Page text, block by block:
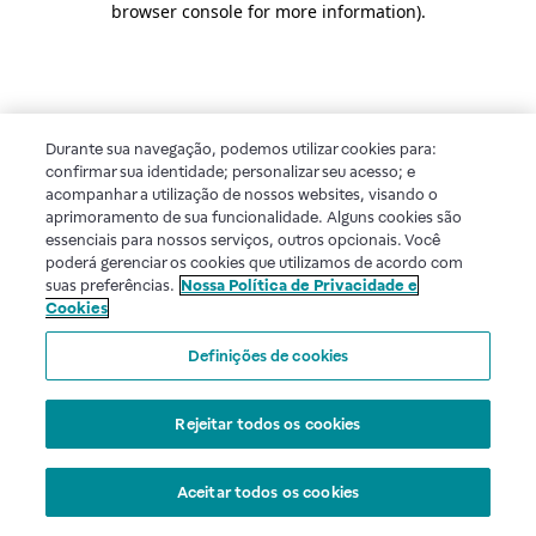
browser console for more information).
Durante sua navegação, podemos utilizar cookies para:
confirmar sua identidade; personalizar seu acesso; e
acompanhar a utilização de nossos websites, visando o
aprimoramento de sua funcionalidade. Alguns cookies são
essenciais para nossos serviços, outros opcionais. Você
poderá gerenciar os cookies que utilizamos de acordo com
suas preferências. Nossa Política de Privacidade e
Cookies
Definições de cookies
Rejeitar todos os cookies
Aceitar todos os cookies